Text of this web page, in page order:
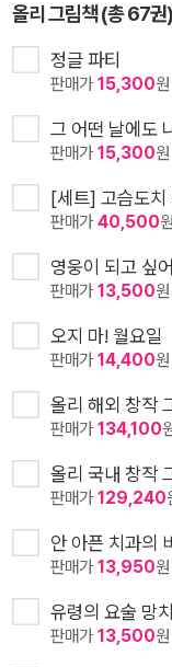
올리 그림책 (총 67권)
정글 파티
판매가15,300원
그 어떤 날에도
판매가15,300원
[세트] 고슴도치
판매가40,500원
영웅이 되고 싶어
판매가13,500원
오지 마! 월요일
판매가14,400원
올리 해외 창작
판매가134,100
올리 국내 창작
판매가129,240
안 아픈 치과의
판매가13,950원
유령의 요술 망치
판매가13,500원